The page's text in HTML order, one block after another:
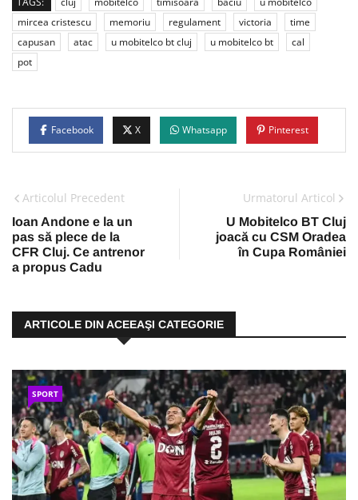
mircea cristescu
memoriu regulament victoria
time
capusan
atac u mobitelco bt cluj u mobitelco bt
cal
pot
Facebook X Whatsapp Pinterest
Articolul Precedent
Ioan Andone e la un
pas să plece de la
CFR Cluj. Ce antrenor
a propus Cadu
Urmatorul Articol
U Mobitelco BT Cluj
joacă cu CSM Oradea
în Cupa României
ARTICOLE DIN ACEEAŞI CATEGORIE
SPORT